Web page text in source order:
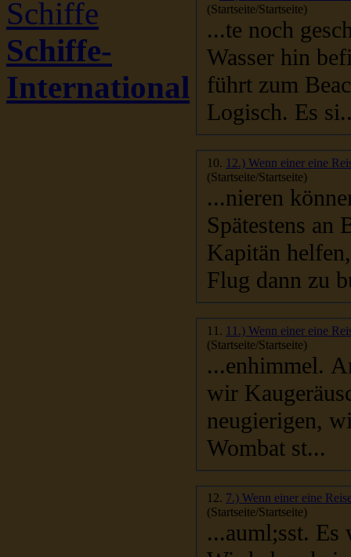
Schiffe
Schiffe-
International
(Startseite/Startseite)
...te noch geschlossen. Allerdingst
Wasser hin
führt zum
Logisch. Es
10. 12.) Wenn einer eine
(Startseite/Startseite)
...nieren
Kapitän helfen, Kontakt
Flug dann zu
11. 11.) Wenn einer eine
(Startseite/Startseite)
...enhimmel.
wir
neugierigen, wieder sich von nichts
Wombat st...
12. 7.) Wenn einer eine
(Startseite/Startseite)
...auml;sst. Es